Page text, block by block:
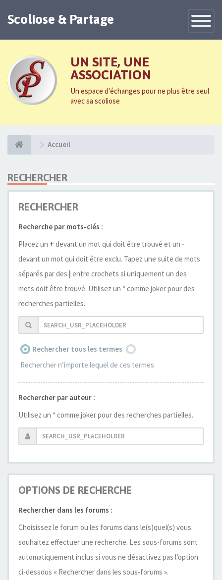
Toggle
Scoliose & Partage
UN SITE, UNE
ASSOCIATION
Un espace d'échanges pour ne plus être seul
avec sa scoliose
Accueil
RECHERCHER
RECHERCHER
Recherche par mots-clés :
Placez un + devant un mot qui doit être trouvé et un -
devant un mot qui doit être exclu. Tapez une suite de mots
séparés par des | entre crochets si uniquement un des
mots doit être trouvé. Utilisez un * comme joker pour des
recherches partielles.
Rechercher tous les termes
Rechercher n’importe lequel de ces termes
Rechercher par auteur :
Utilisez un * comme joker pour des recherches partielles.
OPTIONS DE RECHERCHE
Rechercher dans les forums :
Choisissez le forum ou les forums dans le(s)quel(s) vous
souhaitez effectuer une recherche. Les sous-forums sont
automatiquement inclus si vous ne désactivez pas l’option
ci-dessous « Rechercher dans les sous-forums ».